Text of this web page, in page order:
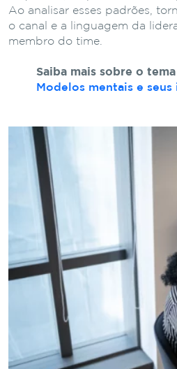
Ao analisar esses padrões,
o canal e a linguagem da
membro do time.
Saiba mais sobre o tema
Modelos mentais e